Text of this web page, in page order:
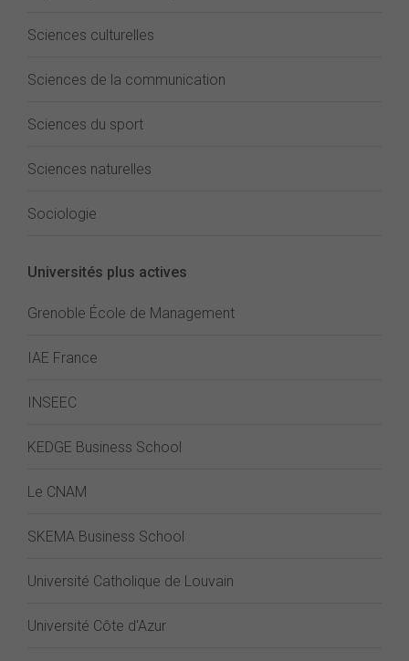
Sciences culturelles
Sciences de la communication
Sciences du sport
Sciences naturelles
Sociologie
Universités plus actives
Grenoble École de Management
IAE France
INSEEC
KEDGE Business School
Le CNAM
SKEMA Business School
Université Catholique de Louvain
Université Côte d'Azur